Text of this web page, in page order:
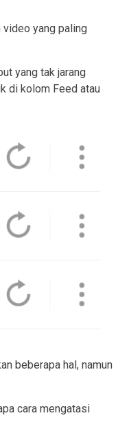
yang paling
yang tak jarang
di kolom Feed atau
beberapa hal, namun
cara mengatasi